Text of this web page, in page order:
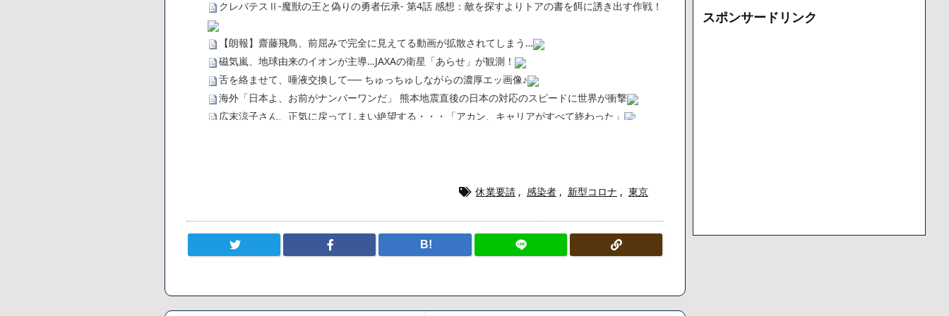
クレバテスⅡ-魔獣の王と偽りの勇者伝承- 第4話 感想：敵を探すよりトアの書を餌に誘き出す作戦！
【朗報】齋藤飛鳥、前屈みで完全に見えてる動画が拡散されてしまう…
磁気嵐、地球由来のイオンが主導…JAXAの衛星「あらせ」が観測！
舌を絡ませて、唾液交換して── ちゅっちゅしながらの濃厚エッ画像♪
海外「日本よ、お前がナンバーワンだ」 熊本地震直後の日本の対応のスピードに世界が衝撃
広末涼子さん、正気に戻ってしまい絶望する・・・「アカン、キャリアがすべて終わった」
【画像】さくまあきら「桃鉄の赤マスは実際に行ってみてクソだった所です」
【悲報】ジェネリック医薬品、4割が承認書と異なる製造だったことが発覚「衝撃的な数字だ」
まう
休業要請 , 感染者 , 新型コロナ , 東京
B!
イ
スポンサードリンク